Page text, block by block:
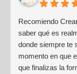
Recomiendo
saber qué es
donde siempre te
momento en que
que finalizas la